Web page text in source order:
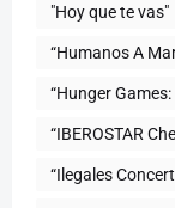
"Hoy que te vas"
“Humanos A
“IBEROSTAR
“Ilegales